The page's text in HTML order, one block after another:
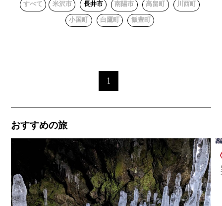
すべて 米沢市 長井市 南陽市 高畠町 川西町
小国町 白鷹町 飯豊町
1
おすすめの旅